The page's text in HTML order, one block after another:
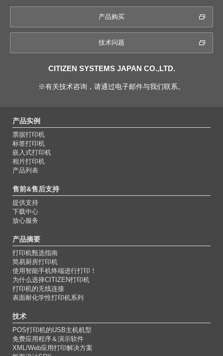
产品购买
技术问题
CITIZEN SYSTEMS JAPAN CO.,LTD.
※有关技术咨询，请通过电子邮件与我们联系。
产品实例
票据打印机
标签打印机
嵌入式打印机
相片打印机
产品列表
售前&售后支持
提供支持
下载中心
放心服务
产品摘要
打印机甄选指南
简易厨房打印机
使用智能手机终端进行打印！
为什么选择CITIZEN打印机
打印机的无线连接
表面耐化学性打印机系列
技术
POS打印机的USB主机机型
免费应用程序＆演示软件
XML/Web应用打印解决方案